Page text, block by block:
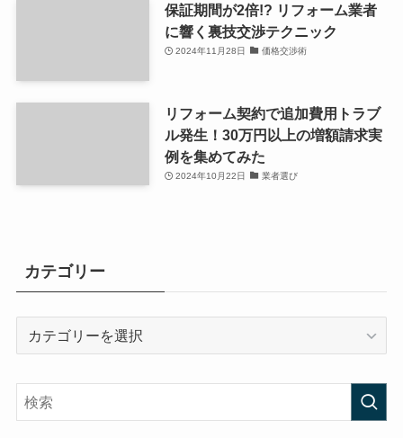
保証期間が2倍!? リフォーム業者
に響く裏技交渉テクニック
2024年11月28日 価格交渉術
リフォーム契約で追加費用トラブ
ル発生！30万円以上の増額請求実
例を集めてみた
2024年10月22日 業者選び
カテゴリー
リ
ー